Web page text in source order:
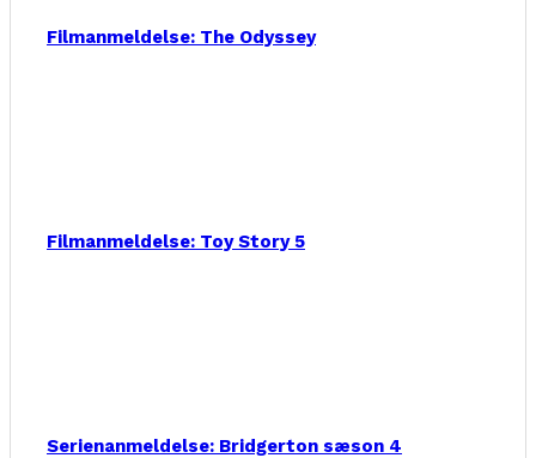
Filmanmeldelse: The Odyssey
Filmanmeldelse: Toy Story 5
Serienanmeldelse: Bridgerton sæson 4